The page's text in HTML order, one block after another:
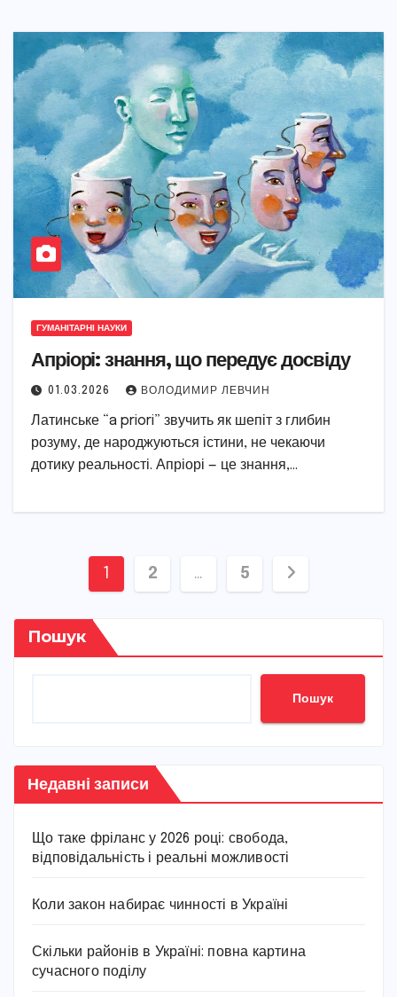
ГУМАНІТАРНІ НАУКИ
Апріорі: знання, що передує досвіду
01.03.2026 ВОЛОДИМИР ЛЕВЧИН
Латинське “a priori” звучить як шепіт з глибин
розуму, де народжуються істини, не чекаючи
дотику реальності. Апріорі — це знання,…
Пагінація
записів
1 2 … 5
Пошук
Пошук
Недавні записи
Що таке фріланс у 2026 році: свобода,
відповідальність і реальні можливості
Коли закон набирає чинності в Україні
Скільки районів в Україні: повна картина
сучасного поділу